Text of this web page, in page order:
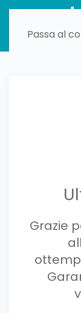
Passa al
Grazie